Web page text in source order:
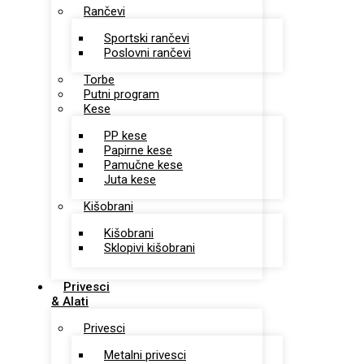
Rančevi
Sportski rančevi
Poslovni rančevi
Torbe
Putni program
Kese
PP kese
Papirne kese
Pamučne kese
Juta kese
Kišobrani
Kišobrani
Sklopivi kišobrani
Privesci
& Alati
Privesci
Metalni privesci